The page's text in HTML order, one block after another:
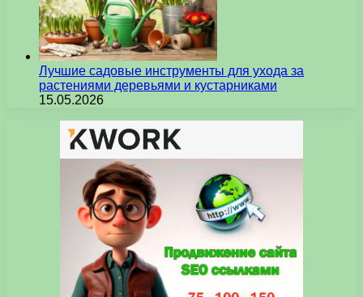
Лучшие садовые инструменты для ухода за
растениями деревьями и кустарниками
15.05.2026